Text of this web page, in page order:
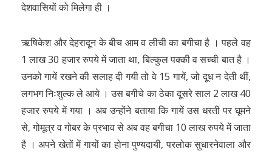
देशवासियों को मिलेगा ही ।
ऋषिकेश और देहरादून के बीच आम व लीची का बगीचा है । पहले वह
1 लाख 30 हजार रुपये में जाता था, बिल्कुल पक्की व सच्ची बात है ।
उनको गायें रखने की सलाह दी गयी तो वे 15 गायें, जो दूध न देती थीं,
लगभग निःशुल्क ले आये । उस बगीचे का ठेका दूसरे साल 2 लाख 40
हजार रुपये में गया । अब उन्होंने बताया कि गायें उस धरती पर घूमने
से, गोमूत्र व गोबर के प्रभाव से अब वह बगीचा 10 लाख रुपये में जाता
है । अपने खेतों में गायों का होना पुण्यदायी, परलोक सुधारनेवाला और